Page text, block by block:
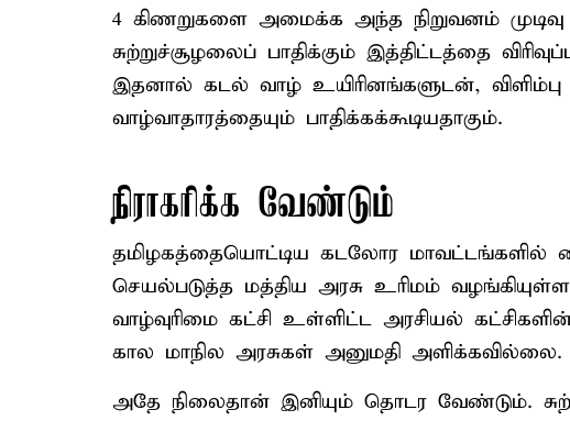
4 கிணறுகளை அமைக்க அந்த நிறுவனம் முடிவு
சுற்றுச்சூழலைப் பாதிக்கும் இத்திட்டத்தை
இதனால் கடல் வாழ் உயிரினங்களுடன்,
வாழ்வாதாரத்தையும் பாதிக்கக்கூடியதாகும்.
நிராகரிக்க வேண்டும்
தமிழகத்தையொட்டிய கடலோர மாவட்டங்களில்
செயல்படுத்த மத்திய அரசு உரிமம்
வாழ்வுரிமை கட்சி உள்ளிட்ட அரசியல்
கால மாநில அரசுகள் அனுமதி அளிக்கவில்லை.
அதே நிலைதான் இனியும் தொடர வேண்டும்.